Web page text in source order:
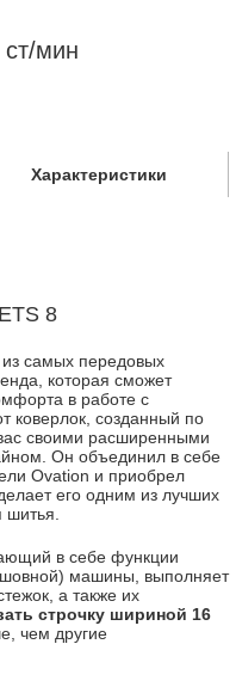
мин
Характеристики
8
самых передовых
которая сможет
в работе с
коверлок, созданный по
своими расширенными
Он объединил в себе
Ovation и приобрел
его одним из лучших
в себе функции
машины, выполняет
а также их
строчку шириной 16
чем другие